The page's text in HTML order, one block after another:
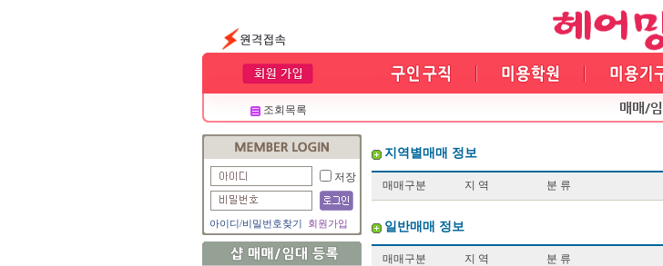
조회목록
저장
아이디/비밀번호찾기 회원가입
지역별매매 정보
매매구분 지 역 분 류
일반매매 정보
매매구분 지 역 분 류